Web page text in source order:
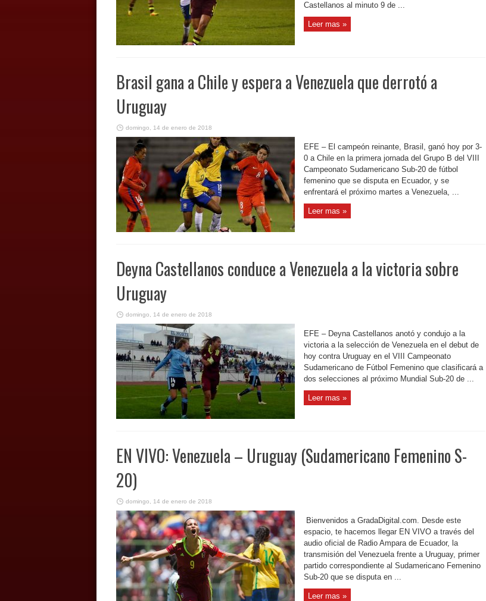
Castellanos al minuto 9 de ...
Leer mas »
Brasil gana a Chile y espera a Venezuela que derrotó a
Uruguay
domingo, 14 de enero de 2018
EFE – El campeón reinante, Brasil, ganó hoy por 3-
0 a Chile en la primera jornada del Grupo B del VIII
Campeonato Sudamericano Sub-20 de fútbol
femenino que se disputa en Ecuador, y se
enfrentará el próximo martes a Venezuela, ...
Leer mas »
Deyna Castellanos conduce a Venezuela a la victoria sobre
Uruguay
domingo, 14 de enero de 2018
EFE – Deyna Castellanos anotó y condujo a la
victoria a la selección de Venezuela en el debut de
hoy contra Uruguay en el VIII Campeonato
Sudamericano de Fútbol Femenino que clasificará a
dos selecciones al próximo Mundial Sub-20 de ...
Leer mas »
EN VIVO: Venezuela – Uruguay (Sudamericano Femenino S-
20)
domingo, 14 de enero de 2018
Bienvenidos a GradaDigital.com. Desde este
espacio, te hacemos llegar EN VIVO a través del
audio oficial de Radio Ampara de Ecuador, la
transmisión del Venezuela frente a Uruguay, primer
partido correspondiente al Sudamericano Femenino
Sub-20 que se disputa en ...
Leer mas »